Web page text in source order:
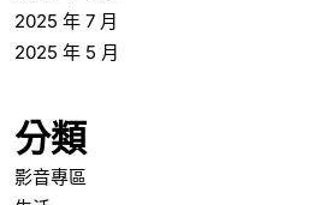
2025 年 7 月
2025 年 5 月
分類
影音專區